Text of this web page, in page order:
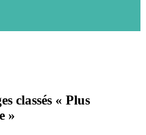
classés « Plus
»